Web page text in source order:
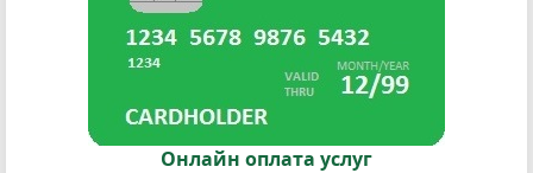
Онлайн оплата услуг